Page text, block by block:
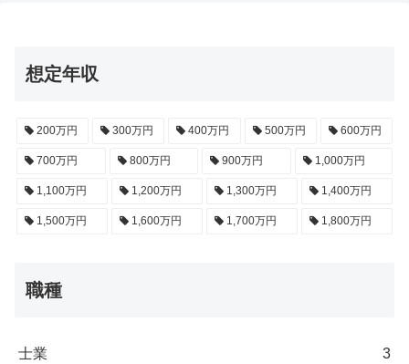
想定年収
200万円 300万円 400万円 500万円 600万円
700万円 800万円 900万円 1,000万円
1,100万円 1,200万円 1,300万円 1,400万円
1,500万円 1,600万円 1,700万円 1,800万円
職種
士業 3